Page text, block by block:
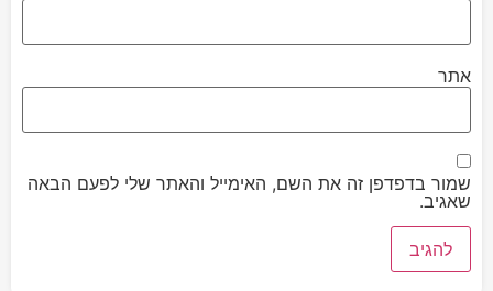
אתר
שמור בדפדפן זה את השם, האימייל והאתר שלי לפעם הבאה
שאגיב.